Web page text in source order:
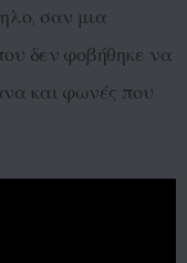
σαν μια
δεν φοβήθηκε να
και φωνές που